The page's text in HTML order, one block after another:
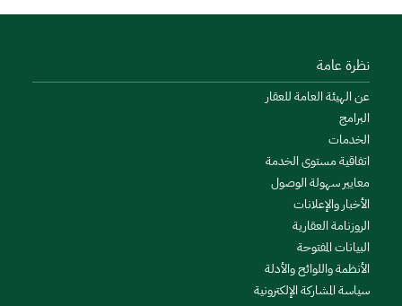
نظرة عامة
عن الهيئة العامة للعقار
البرامج
الخدمات
اتفاقية مستوى الخدمة
معايير سهولة الوصول
الأخبار والإعلانات
الروزنامة العقارية
البيانات المفتوحة
الأنظمة واللوائح والأدلة
سياسة المشاركة الإلكترونية